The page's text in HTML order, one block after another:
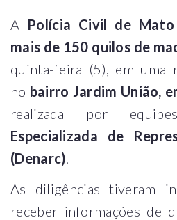
A Polícia Civil de Mato
mais de 150 quilos de
quinta-feira (5), em uma
no bairro Jardim União,
realizada por
Especializada de
(Denarc).
As diligências tiveram
receber informações de